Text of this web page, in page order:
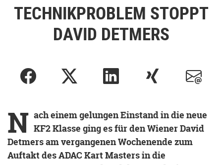
TECHNIKPROBLEM STOPPT
DAVID DETMERS
N ach einem gelungen Einstand in die neue
KF2 Klasse ging es für den Wiener David
Detmers am vergangenen Wochenende zum
Auftakt des ADAC Kart Masters in die